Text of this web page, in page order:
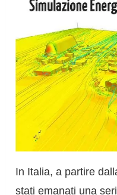
In Italia, a partire
stati emanati una